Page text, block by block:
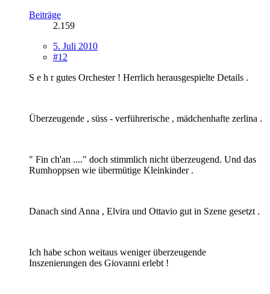
Beiträge
2.159
5. Juli 2010
#12
S e h r gutes Orchester ! Herrlich herausgespielte Details .
Überzeugende , süss - verführerische , mädchenhafte zerlina .
" Fin ch'an ...." doch stimmlich nicht überzeugend. Und das
Rumhoppsen wie übermütige Kleinkinder .
Danach sind Anna , Elvira und Ottavio gut in Szene gesetzt .
Ich habe schon weitaus weniger überzeugende
Inszenierungen des Giovanni erlebt !